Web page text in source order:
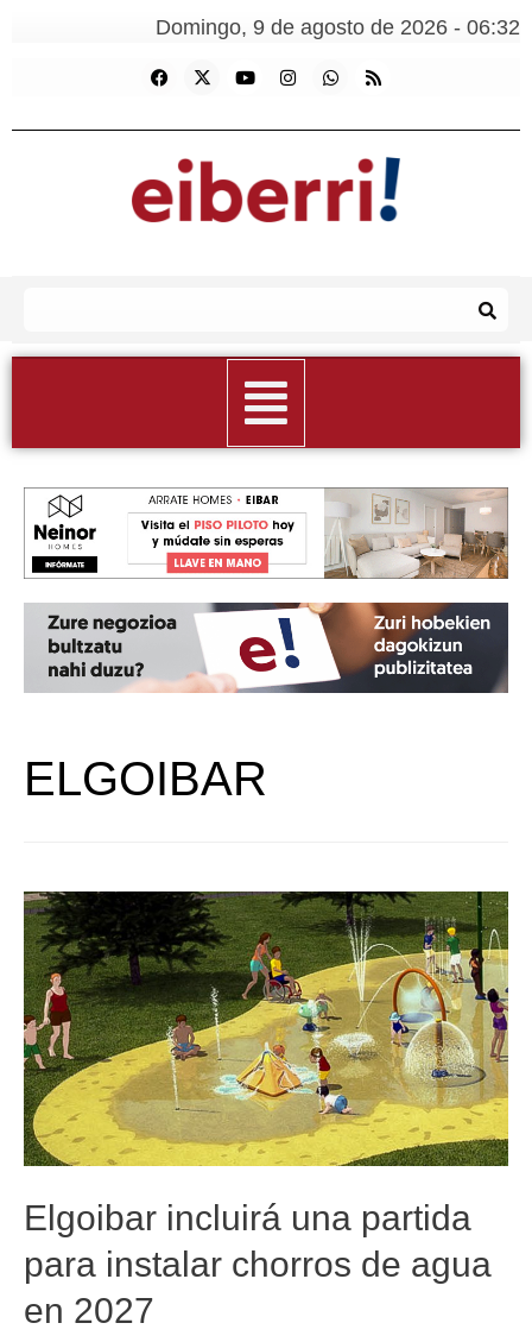
Domingo, 9 de agosto de 2026 - 06:32
ELGOIBAR
Elgoibar incluirá una partida
para instalar chorros de agua
en 2027